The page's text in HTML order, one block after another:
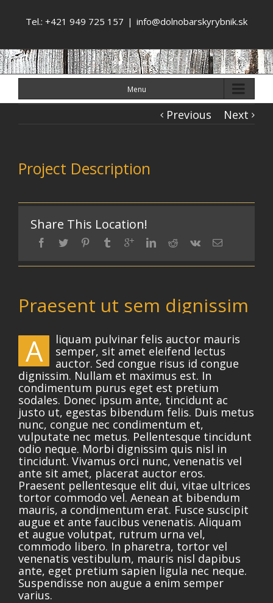
Tel.: +421 949 725 157 | info@dolnobarskyrybnik.sk
Menu
Previous Next
Project Description
Share This Location!
Praesent ut sem dignissim
A
liquam pulvinar felis auctor mauris
semper, sit amet eleifend lectus
auctor. Sed congue risus id congue
dignissim. Nullam et maximus est. In
condimentum purus eget est pretium
sodales. Donec ipsum ante, tincidunt ac
justo ut, egestas bibendum felis. Duis metus
nunc, congue nec condimentum et,
vulputate nec metus. Pellentesque tincidunt
odio neque. Morbi dignissim quis nisl in
tincidunt. Vivamus orci nunc, venenatis vel
ante sit amet, placerat auctor eros.
Praesent pellentesque elit dui, vitae ultrices
tortor commodo vel. Aenean at bibendum
mauris, a condimentum erat. Fusce suscipit
augue et ante faucibus venenatis. Aliquam
et augue volutpat, rutrum urna vel,
commodo libero. In pharetra, tortor vel
venenatis vestibulum, mauris nisl dapibus
ante, eget pretium sapien ligula nec neque.
Suspendisse non augue a enim semper
varius.